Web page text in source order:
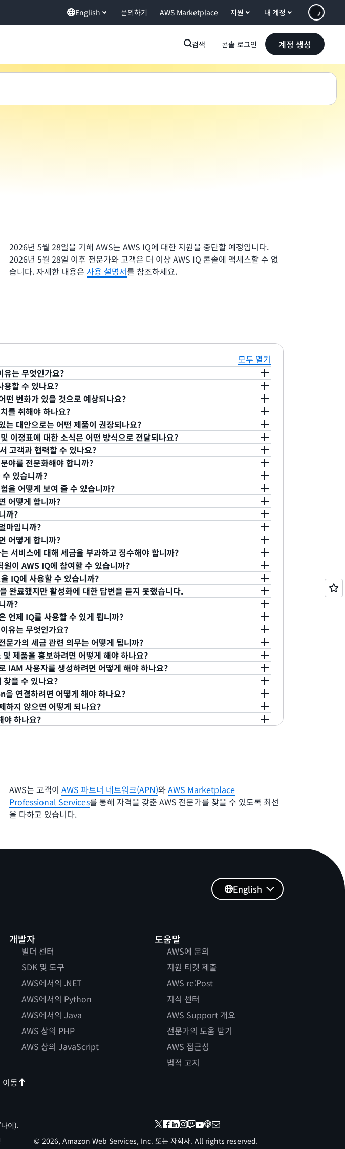
English 문의하기 AWS Marketplace 지원 내 계정
검색 콘솔 로그인 계정 생성
2026년 5월 28일을 기해 AWS는 AWS IQ에 대한 지원을 중단할 예정입니다.
2026년 5월 28일 이후 전문가와 고객은 더 이상 AWS IQ 콘솔에 액세스할 수 없
습니다. 자세한 내용은 사용 설명서를 참조하세요.
모두 열기
유는 무엇인가요?
끝에 AWS IQ를 중단하기로 결정했습니다. 이번 결정을 통해AWS
비스에 대한 투자를 집중할 수 있게 되었습니다. 고객은 AWS마켓플레이스 전
너 네트워크 (APN)를통해 자격을 갖춘 AWS전문가를 계속 찾고 함께 일할 수
이사용 설명서를 참조하십시오.
용할 수 있나요?
IQ를 사용할 수 있으며, 이 날짜까지 여러 기능이 단계적으로 폐지됩니다.
는 더 이상 AWS IQ 액세스 및 사용이 불가능합니다. 자세한 내용은 이사용
.
떤 변화가 있을 것으로 예상되나요?
록할 수 없습니다. 기존 전문가라면 2025년 8월 20일까지 AWS IQ를 정상적
. 2025년 8월 20일부터 2026년 5월 28일까지 신규 제안을 생성할 수 없지만
, 메시지를 보내고, 고객과 진행 중인 제안이 있는 경우 결제 및 권한 요청을 생
세한 내용은 이사용 설명서를 참조하십시오.
를 취해야 하나요?
기 위한 필수 단계는 없습니다. 그러나 2026년 5월 28일 이전에 완료되지 않
불 요청이 있는 경우, 고객과 계속 협력하려면AWS Marketplace에서 전문
안을 생성해야 합니다. AWS IQ에 대한 액세스 권한이 손실되기 전에 고객과
보 및 요구 사항을 저장하시기 바랍니다. 자세한 내용은 이사용 설명서를 참조
는 대안으로는 어떤 제품이 권장되나요?
서비스를권장합니다.AWS Marketplace는고객이 AWS Marketplace 판
스를 찾고 구매할 수 있는 디지털 스토어입니다. AWS IQ와 마찬가지로 AWS
서비스를 판매할 수 있습니다. AWS IQ 전문가라면 이미 AWS
록되어 있으므로 온보딩 프로세스를 간소화할 수 있습니다. AWS
비스를 등록하는 방법에 대한 지침은 이사용 설명서를 참조하십시오.또한
와NerdRabbit, Upwork 또는 Freelancer와 같은 기타 인재 마켓플레이스를
색할 수도 있습니다.
이정표에 대한 소식은 어떤 방식으로 전달되나요?
AWS IQ 중단에 대한 자세한 정보를 확인할 수 있습니다.지난 12개월 이내에
와 전문가에게 AWS Health 알림 및 이메일을 통해 분기별로 중단에 대한 업
정입니다.
고객과 협력할 수 있나요?
요청 또는 메시지에 응답하도록 회사 세부 정보를 설정할 수 있습니다. 회사
정하려면 회사 이름, 설명, 로고 및 AWS Marketplace 계정 설정의 URL을 입
인 정보 및 AWS Marketplace에 회사 정보를 모두 입력하면 자신 또는 회사를
할 수 있는 옵션을 갖게 됩니다.
야를 전문화해야 합니까?
니다. 많은 고객들은 일반적인 솔루션스 아키텍트, 개발자 또는 시스템 관리자
특정 기술과 지식이 필요한 고객 요청도 일부 있습니다. 궁극적으로 해결할 자
청을 선택하는 것은 귀하에게 달려 있습니다. 귀하에게 적합한 요청에 응답하
고 향후 작업을 수주할 수 있는 능력이 향상된다는 점을 염두에 두세요.
있습니까?
IQ에 로그인하고, 사용 가능한 고객 요청을 검토하고, 귀하의 관심사, 기술 및
청에 응답하기만 하면 됩니다. 고객과의 채팅을 통해 고객의 요구 사항을 명확
한 지원 방안을 공유할 수 있습니다. 준비가 되면 고객을 대신해서 수행할 작업
트 제안서를 공유할 수 있습니다. 고객이 제안을 수락하면 첫 고객과의 거래가
을 어떻게 보여 줄 수 있습니까?
면 고객에게 프로젝트의 성공 여부에 대한 피드백을 제공할 기회가 주어집니
Certification이 눈에 띄게 표시되며, ‘전문 경험’ 섹션에 GitHub 프로필과 같
대한 링크를 포함하여 본인에 대한 자세한 정보를 남겨 두면 좋습니다.
어떻게 합니까?
못할 경우 작업을 변경하거나 할인 또는 환불을 제공할 수 있습니다.환불에 대
까?
비스 가격과 고정된 입찰 가격을 스스로 정하세요.
마입니까?
에 대해 2.5%의 수수료를 받습니다.요금 페이지에서자세히 알아보고 예시
어떻게 합니까?
를 통해 요금이 청구됩니다. AWS 마켓플레이스는 귀하 또는 귀사의 은행 계좌
서비스에 대해 세금을 부과하고 징수해야 합니까?
는 서비스의 제공자이자 판매자입니다. 즉, 법률에 따라 AWS Marketplace 운
야 하는 관할권을 제외하고 귀하의 수익 요금에 적용되는 세금에 대한 책임은
습니다. AWS Marketplace 운영자인 AWS가 법률에 따라 수집해야 하는 관할
세한 내용은https://aws.amazon.com/tax-help/marketplace-sellers/을
이 AWS IQ에 참여할 수 있습니까?
직원은 AWS IQ 전문가로 등록할 수 없습니다.
IQ에 사용할 수 있습니까?
불하는 데 크레딧을 사용할 수 없습니다. 고객은 AWS 환경에서 스핀업된 적
을 사용할 수 있습니다.AWS 프로모션 크레딧에 대해 자세히 알아보십시오.
완료했지만 활성화에 대한 답변을 듣지 못했습니다.
주 이내에 활성화됩니다. 2주 이내에 활성화되지 않은 경우 신원 인증을 완료
메일을 확인하여 추가 인증을 위해 영상 통화를 예약하라는 연락을 받았는지 확
까?
Marketplace에 목록을 생성하여 잠재 고객에게 귀사의 상품을 소개하는
하려면 전문 서비스 제품 생성 설명서를 참조하세요.
언제 IQ를 사용할 수 있게 됩니까?
출시될지는 예측할 수 없습니다.AWS What's New 블로그에서 업데이트를
유는 무엇인가요?
로 대금이 수금되면 지급이 이루어집니다.
제 방법에 따라 다릅니다. 신용카드 결제는 1~3일, ACH 결제는 1~2주, 할인
30일이 소요됩니다.
본 설정에 따라 매일 또는 매월 지급이 이루어집니다.지급에 대해 자세히 알아
문가의 세금 관련 의무는 어떻게 됩니까?
러의 납세 의무에 대한 자세한 내용은AWS 마켓플레이스 셀러또는아마존 웹
조하십시오.
제품을 홍보하려면 어떻게 해야 하나요?
록을 생성하여 잠재 고객에게 귀사의 상품을 소개하는 것을 고려해 보세요. 시
에서 전문 서비스 제품을 생성하기 위한 설명서를 참조하세요.
IAM 사용자를 생성하려면 어떻게 해야 하나요?
면AWS IQ를 사용하기 위한 계정 권한 설정에 설명된 단계를 따르십시오.
을 수 있나요?
되며 AWS Marketplace Management Portal 내 설정 페이지의 '결제 정보'
.
연결하려면 어떻게 해야 하나요?
록 시 ‘자격증 연결’ 버튼을 클릭하거나 프로필이 활성화된 후 프로필을 편집하
없는 경우 AWS Training and Certification 팀에 문의하여 도움을 받으세요.
하지 않으면 어떻게 되나요?
에서 성공적인 대금 수금을 지원하기 위해 최선을 다하고 있지만, 수금을 보장
야 하나요?
AWS는 고객이 AWS 파트너 네트워크(APN)와AWS Marketplace
Professional Services를 통해 자격을 갖춘 AWS 전문가를 찾을 수 있도록 최선
을 다하고 있습니다.
개발자
빌더 센터
SDK 및 도구
AWS에서의 .NET
AWS에서의 Python
AWS에서의 Java
AWS 상의 PHP
AWS 상의 JavaScript
도움말
AWS에 문의
지원 티켓 제출
AWS re:Post
지식 센터
AWS Support 개요
전문가의 도움 받기
AWS 접근성
법적 고지
English
이동
이).
© 2026, Amazon Web Services, Inc. 또는 자회사. All rights reserved.